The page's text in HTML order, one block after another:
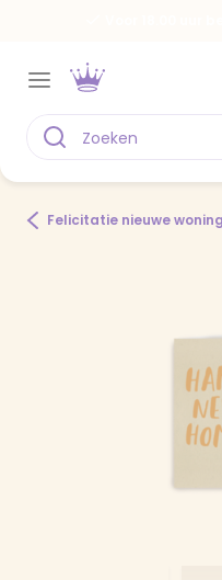
Felicitatie nieuwe woning